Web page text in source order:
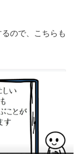
ので、こちらも